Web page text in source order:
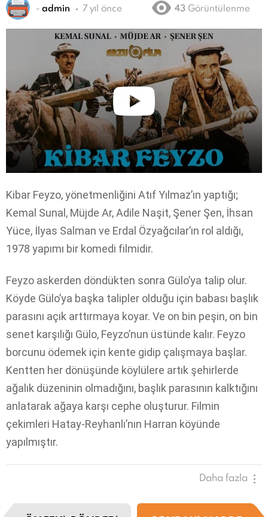
- admin 7 yıl önce 43 Görüntülenme
Kibar Feyzo, yönetmenliğini Atıf Yılmaz’ın yaptığı;
Kemal Sunal, Müjde Ar, Adile Naşit, Şener Şen, İhsan
Yüce, İlyas Salman ve Erdal Özyağcılar’ın rol aldığı,
1978 yapımı bir komedi filmidir.
Feyzo askerden döndükten sonra Gülo’ya talip olur.
Köyde Gülo’ya başka talipler olduğu için babası başlık
parasını açık arttırmaya koyar. Ve on bin peşin, on bin
senet karşılığı Gülo, Feyzo’nun üstünde kalır. Feyzo
borcunu ödemek için kente gidip çalışmaya başlar.
Kentten her dönüşünde köylülere artık şehirlerde
ağalık düzeninin olmadığını, başlık parasının kalktığını
anlatarak ağaya karşı cephe oluşturur. Filmin
çekimleri Hatay-Reyhanlı’nın Harran köyünde
yapılmıştır.
Daha fazla
I